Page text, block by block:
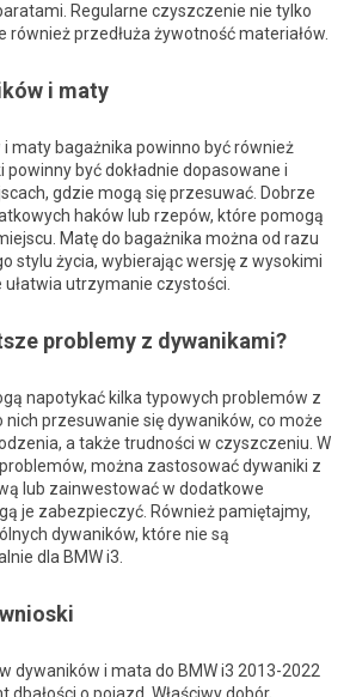
Regularne czyszczenie nie tylko
przedłuża żywotność materiałów.
i maty
maty bagażnika powinno być również
być dokładnie dopasowane i
gdzie mogą się przesuwać. Dobrze
haków lub rzepów, które pomogą
Matę do bagażnika można od razu
stylu życia, wybierając wersję z wysokimi
utrzymanie czystości.
problemy z dywanikami?
napotykać kilka typowych problemów z
nich przesuwanie się dywaników, co może
a także trudności w czyszczeniu. W
można zastosować dywaniki z
lub zainwestować w dodatkowe
je zabezpieczyć. Również pamiętajmy,
dywaników, które nie są
dla BMW i3.
dywaników i mata do BMW i3 2013-2022